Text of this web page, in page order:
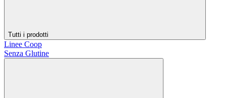
Tutti i prodotti
Linee Coop
Senza Glutine